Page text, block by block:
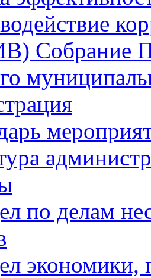
Собрание
по делам
экономики,